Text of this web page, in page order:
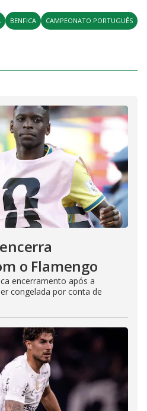
BENFICA CAMPEONATO PORTUGUÊS
o Flamengo
encerramento após a
congelada por conta de